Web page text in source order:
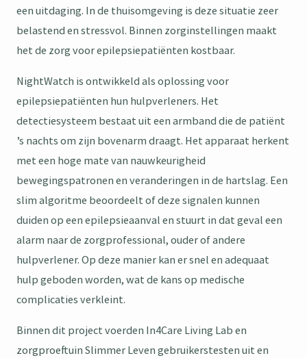
een uitdaging. In de thuisomgeving is deze situatie zeer
belastend en stressvol. Binnen zorginstellingen maakt
het de zorg voor epilepsiepatiënten kostbaar.
NightWatch is ontwikkeld als oplossing voor
epilepsiepatiënten hun hulpverleners. Het
detectiesysteem bestaat uit een armband die de patiënt
’s nachts om zijn bovenarm draagt. Het apparaat herkent
met een hoge mate van nauwkeurigheid
bewegingspatronen en veranderingen in de hartslag. Een
slim algoritme beoordeelt of deze signalen kunnen
duiden op een epilepsieaanval en stuurt in dat geval een
alarm naar de zorgprofessional, ouder of andere
hulpverlener. Op deze manier kan er snel en adequaat
hulp geboden worden, wat de kans op medische
complicaties verkleint.
Binnen dit project voerden In4Care Living Lab en
zorgproeftuin Slimmer Leven gebruikerstesten uit en